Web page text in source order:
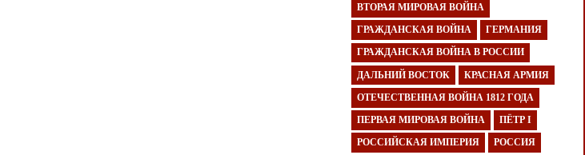
ВТОРАЯ МИРОВАЯ ВОЙНА
ГРАЖДАНСКАЯ ВОЙНА ГЕРМАНИЯ
ГРАЖДАНСКАЯ ВОЙНА В РОССИИ
ДАЛЬНИЙ ВОСТОК КРАСНАЯ АРМИЯ
ОТЕЧЕСТВЕННАЯ ВОЙНА 1812 ГОДА
ПЕРВАЯ МИРОВАЯ ВОЙНА ПЁТР I
РОССИЙСКАЯ ИМПЕРИЯ РОССИЯ